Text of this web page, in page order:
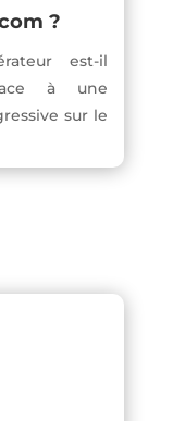
?
est-il
à une
sur le